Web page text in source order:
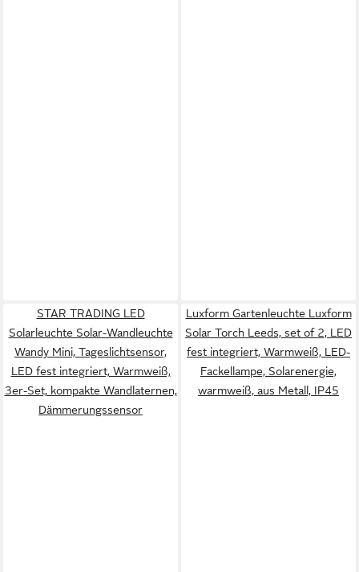
STAR TRADING LED
Solarleuchte Solar-Wandleuchte
Wandy Mini, Tageslichtsensor,
LED fest integriert, Warmweiß,
3er-Set, kompakte Wandlaternen,
Dämmerungssensor
Luxform Gartenleuchte Luxform
Solar Torch Leeds, set of 2, LED
fest integriert, Warmweiß, LED-
Fackellampe, Solarenergie,
warmweiß, aus Metall, IP45